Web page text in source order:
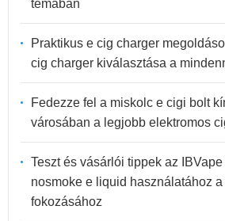
témában
Praktikus e cig charger
cig charger kiválasztása a
Fedezze fel a miskolc e cigi bolt
városában a legjobb elektromos
Teszt és vásárlói tippek az
nosmoke e liquid használatához
fokozásához